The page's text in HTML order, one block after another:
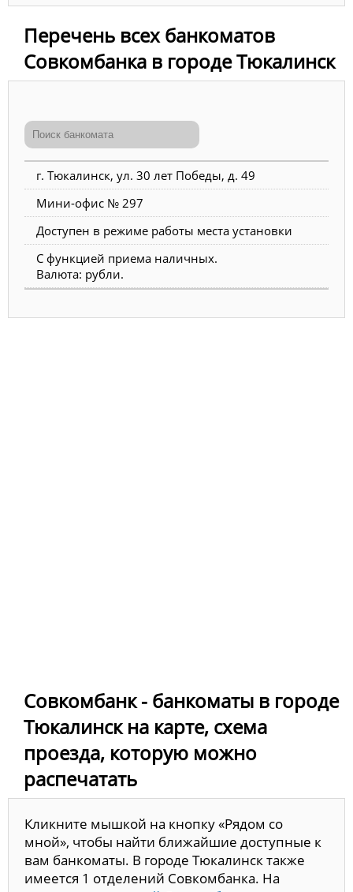
Перечень всех банкоматов
Совкомбанка в городе Тюкалинск
г. Тюкалинск, ул. 30 лет Победы, д. 49
Мини-офис № 297
Доступен в режиме работы места установки
С функцией приема наличных.
Валюта: рубли.
Совкомбанк - банкоматы в городе
Тюкалинск на карте, схема
проезда, которую можно
распечатать
Кликните мышкой на кнопку «Рядом со
мной», чтобы найти ближайшие доступные к
вам банкоматы. В городе Тюкалинск также
имеется 1 отделений Совкомбанка. На